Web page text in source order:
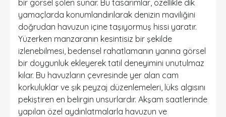
bir görsel şölen sunar. Bu tasarımlar, özellikle dik
yamaçlarda konumlandırılarak denizin maviliğini
doğrudan havuzun içine taşıyormuş hissi yaratır.
Yüzerken manzaranın kesintisiz bir şekilde
izlenebilmesi, bedensel rahatlamanın yanına görsel
bir doygunluk ekleyerek tatil deneyimini unutulmaz
kılar. Bu havuzların çevresinde yer alan cam
korkuluklar ve şık peyzaj düzenlemeleri, lüks algısını
pekiştiren en belirgin unsurlardır. Akşam saatlerinde
yapılan özel aydınlatmalarla havuzun ve